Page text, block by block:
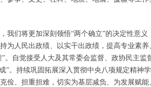
我们将更加深刻领悟“两个确立”的决定性意
为人民出政绩、以实干出政绩，提高专业素
”。自觉接受人大及其常委会监督、政协民主
”。持续巩固拓展深入贯彻中央八项规定精
俭、担重担难，切实为基层减负、为发展赋